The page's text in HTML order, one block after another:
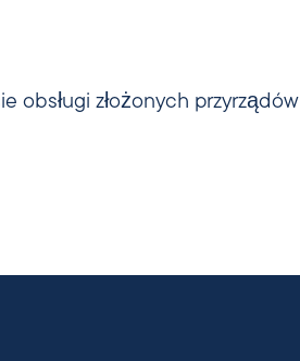
obsługi złożonych przyrządów